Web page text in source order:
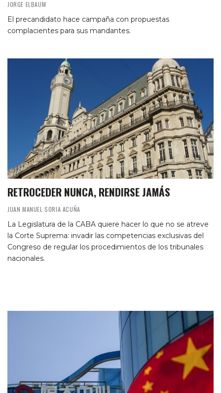
JORGE ELBAUM
El precandidato hace campaña con propuestas
complacientes para sus mandantes.
RETROCEDER NUNCA, RENDIRSE JAMÁS
JUAN MANUEL SORIA ACUÑA
La Legislatura de la CABA quiere hacer lo que no se atreve
la Corte Suprema: invadir las competencias exclusivas del
Congreso de regular los procedimientos de los tribunales
nacionales.